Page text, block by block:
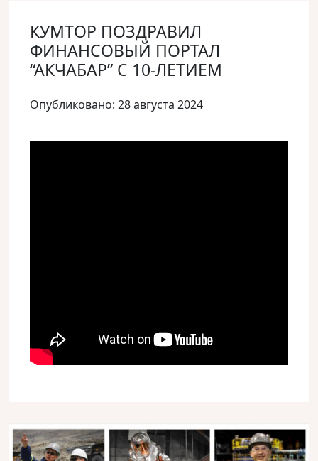
КУМТОР ПОЗДРАВИЛ
ФИНАНСОВЫЙ ПОРТАЛ
“АКЧАБАР” С 10-ЛЕТИЕМ
Опубликовано: 28 августа 2024